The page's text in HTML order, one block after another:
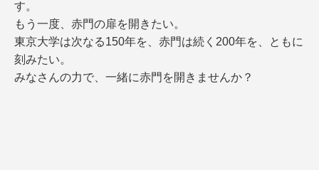
す。
もう一度、赤門の扉を開きたい。
東京大学は次なる150年を、赤門は続く200年を、ともに
刻みたい。
みなさんの力で、一緒に赤門を開きませんか？